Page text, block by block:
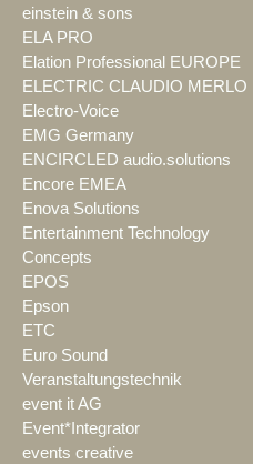
einstein & sons
ELA PRO
Elation Professional EUROPE
ELECTRIC CLAUDIO MERLO
Electro-Voice
EMG Germany
ENCIRCLED audio.solutions
Encore EMEA
Enova Solutions
Entertainment Technology
Concepts
EPOS
Epson
ETC
Euro Sound
Veranstaltungstechnik
event it AG
Event*Integrator
events creative